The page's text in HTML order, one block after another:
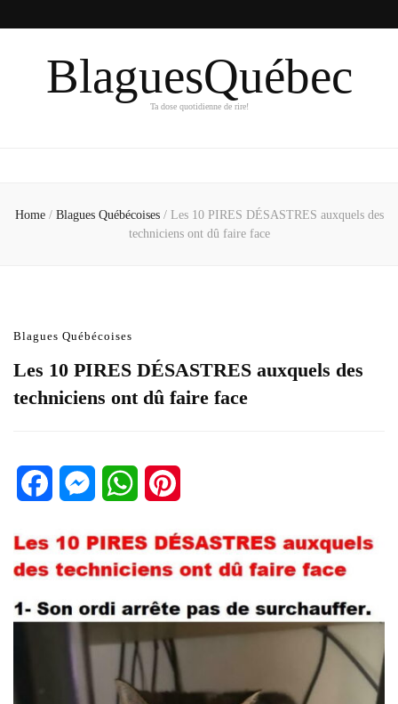
BlaguesQuébec
Ta dose quotidienne de rire!
Home / Blagues Québécoises / Les 10 PIRES DÉSASTRES auxquels des
techniciens ont dû faire face
Blagues Québécoises
Les 10 PIRES DÉSASTRES auxquels des
techniciens ont dû faire face
FacebookMessengerWhatsApp